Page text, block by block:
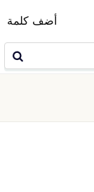
أضف كلمة